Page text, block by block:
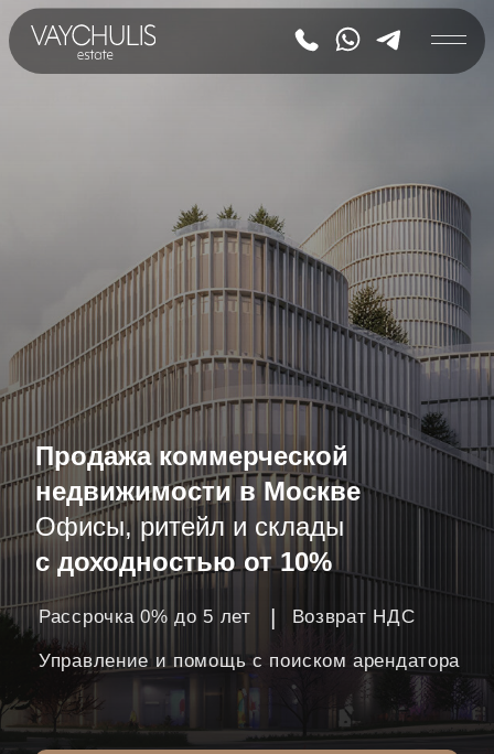
Продажа коммерческой
недвижимости в Москве
Офисы, ритейл и склады
с доходностью от 10%
Рассрочка 0% до 5 лет
Управление и помощь с поиском арендатора
Выбрать помещение